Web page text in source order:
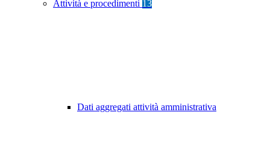
Attività e procedimenti 13
Dati aggregati attività amministrativa